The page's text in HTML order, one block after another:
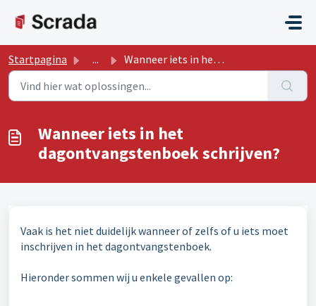
Startpagina ... Wanneer iets in het dagontvangstenboek schrijven?
Wanneer iets in het
dagontvangstenboek schrijven?
Vaak is het niet duidelijk wanneer of zelfs of u iets moet
inschrijven in het dagontvangstenboek.
Hieronder sommen wij u enkele gevallen op: